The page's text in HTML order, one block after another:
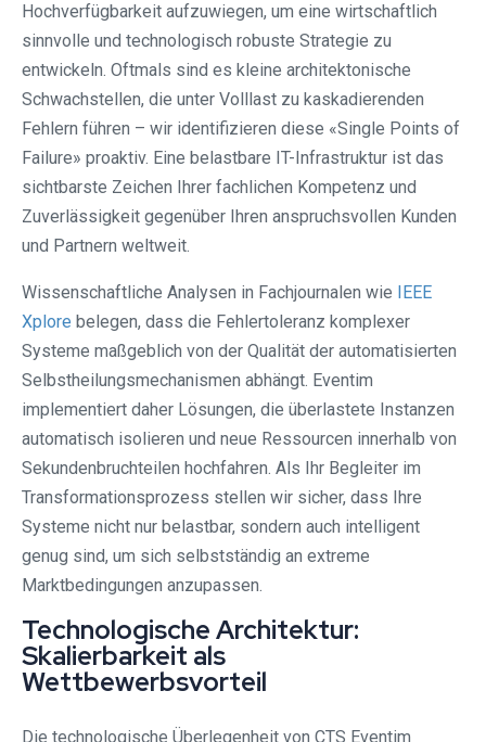
Hochverfügbarkeit aufzuwiegen, um eine wirtschaftlich
sinnvolle und technologisch robuste Strategie zu
entwickeln. Oftmals sind es kleine architektonische
Schwachstellen, die unter Volllast zu kaskadierenden
Fehlern führen – wir identifizieren diese «Single Points of
Failure» proaktiv. Eine belastbare IT-Infrastruktur ist das
sichtbarste Zeichen Ihrer fachlichen Kompetenz und
Zuverlässigkeit gegenüber Ihren anspruchsvollen Kunden
und Partnern weltweit.
Wissenschaftliche Analysen in Fachjournalen wie
IEEE
Xplore belegen, dass die Fehlertoleranz komplexer
Systeme maßgeblich von der Qualität der automatisierten
Selbstheilungsmechanismen abhängt. Eventim
implementiert daher Lösungen, die überlastete Instanzen
automatisch isolieren und neue Ressourcen innerhalb von
Sekundenbruchteilen hochfahren. Als Ihr Begleiter im
Transformationsprozess stellen wir sicher, dass Ihre
Systeme nicht nur belastbar, sondern auch intelligent
genug sind, um sich selbstständig an extreme
Marktbedingungen anzupassen.
Technologische Architektur:
Skalierbarkeit als
Wettbewerbsvorteil
Die technologische Überlegenheit von CTS Eventim